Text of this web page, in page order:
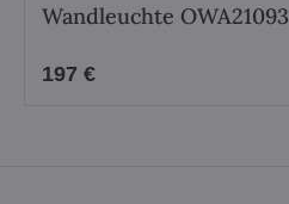
Wandleuchte OWA21093
197 €